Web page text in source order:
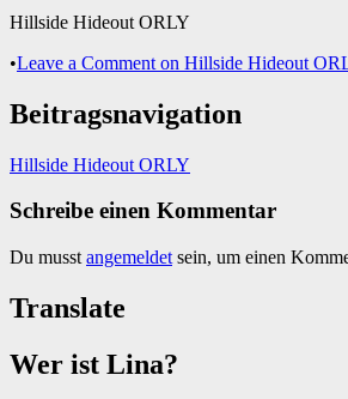
Hillside Hideout ORLY
•Leave a Comment on Hillside Hideout
Beitragsnavigation
Hillside Hideout ORLY
Schreibe einen Kommentar
Du musst angemeldet sein, um einen
Translate
Wer ist Lina?